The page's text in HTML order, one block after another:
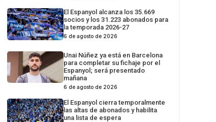
El Espanyol alcanza los 35.669
socios y los 31.223 abonados para
la temporada 2026-27
6 de agosto de 2026
Unai Núñez ya está en Barcelona
para completar su fichaje por el
Espanyol; será presentado
mañana
6 de agosto de 2026
El Espanyol cierra temporalmente
las altas de abonados y habilita
una lista de espera